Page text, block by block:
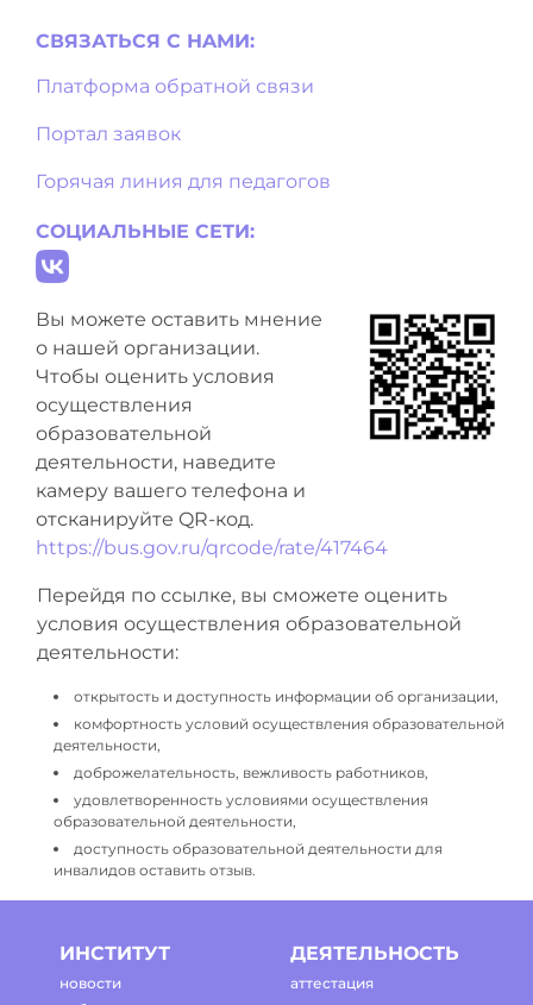
СВЯЗАТЬСЯ С НAМИ:
Платформа обратной связи
Портал заявок
Горячая линия для педагогов
СОЦИАЛЬНЫЕ СЕТИ:
Вы можете оставить мнение
о нашей организации.
Чтобы оценить условия
осуществления
образовательной
деятельности, наведите
камеру вашего телефона и
отсканируйте QR-код.
https://bus.gov.ru/qrcode/rate/417464
Перейдя по ссылке, вы сможете оценить
условия осуществления образовательной
деятельности:
открытость и доступность информации об организации,
комфортность условий осуществления образовательной
деятельности,
доброжелательность, вежливость работников,
удовлетворенность условиями осуществления
образовательной деятельности,
доступность образовательной деятельности для
инвалидов оставить отзыв.
ИНСТИТУТ
новости
ДЕЯТЕЛЬНОСТЬ
аттестация